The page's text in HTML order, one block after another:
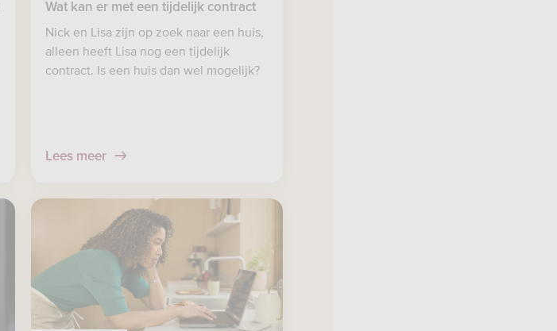
Wat kan er met een tijdelijk contract
Nick en Lisa zijn op zoek naar een huis,
alleen heeft Lisa nog een tijdelijk
contract. Is een huis dan wel mogelijk?
Lees meer